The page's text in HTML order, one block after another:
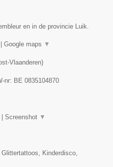
en in de provincie Luik.
Google maps ▼
Vlaanderen)
nr: BE 0835104870
Screenshot ▼
Kinderdisco,